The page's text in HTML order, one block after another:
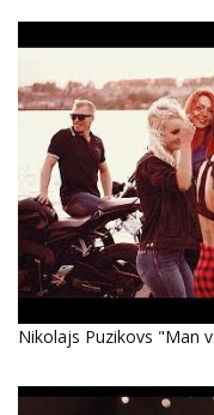
Nikolajs Puzikovs "Man